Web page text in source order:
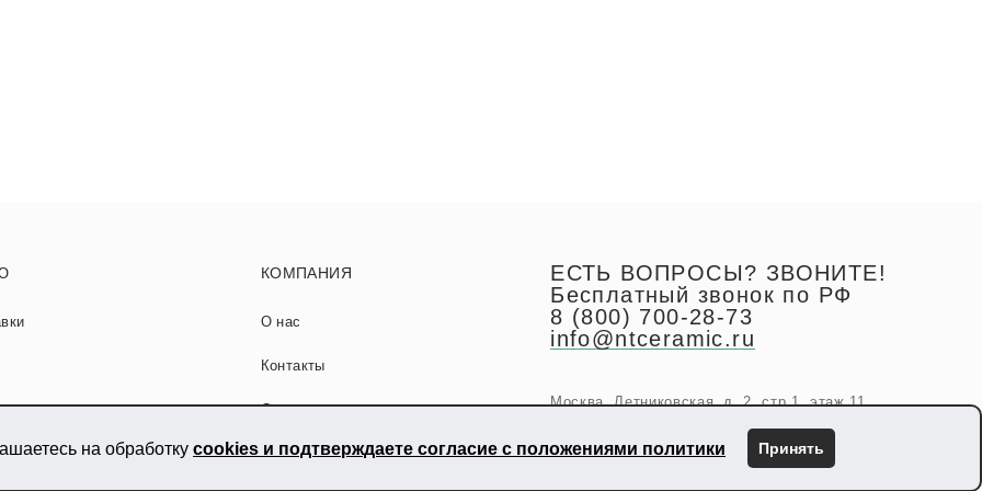
на обработку cookies и подтверждаете согласие с положениями политики Принять
ЕСТЬ ВОПРОСЫ? ЗВОНИТЕ!
Бесплатный звонок по РФ
8 (800) 700-28-73
info@ntceramic.ru
Москва, Летниковская, д. 2, стр.1, этаж 11
керамогранита
КОМПАНИЯ
О нас
Контакты
Сотрудничество
Карта сайта